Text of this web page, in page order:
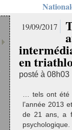
19/09/2017
en
posté à 08h03
… tels ont été
l’année 2013
de 21 ans, a